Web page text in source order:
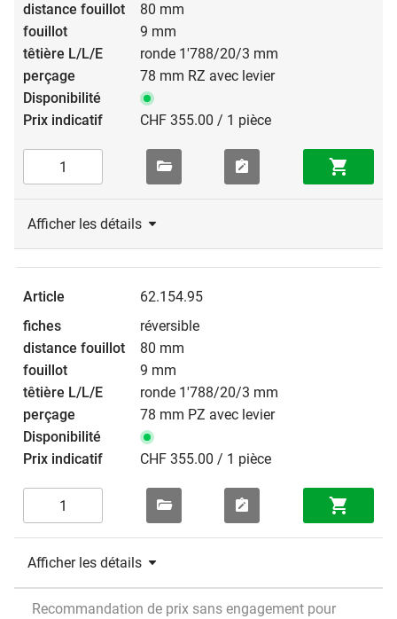
80 mm
9 mm
ronde 1'788/20/3 mm
78 mm RZ avec levier
CHF 355.00 / 1 pièce
Afficher les détails
62.154.95
réversible
80 mm
9 mm
ronde 1'788/20/3 mm
78 mm PZ avec levier
CHF 355.00 / 1 pièce
Afficher les détails
Recommandation de prix sans engagement pour